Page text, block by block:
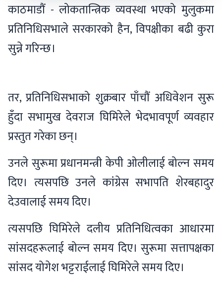
काठमाडौं - लोकतान्त्रिक व्यवस्था भएको मुलुकमा
प्रतिनिधिसभाले सरकारको हैन, विपक्षीका बढी कुरा
सुन्ने गरिन्छ।
तर, प्रतिनिधिसभाको शुक्रबार पाँचौं अधिवेशन सुरू
हुँदा सभामुख देवराज घिमिरेले भेदभावपूर्ण व्यवहार
प्रस्तुत गरेका छन्।
उनले सुरूमा प्रधानमन्त्री केपी ओलीलाई बोल्न समय
दिए। त्यसपछि उनले कांग्रेस सभापति शेरबहादुर
देउवालाई समय दिए।
त्यसपछि घिमिरेले दलीय प्रतिनिधित्वका आधारमा
सांसदहरूलाई बोल्न समय दिए। सुरूमा सत्तापक्षका
सांसद योगेश भट्टराईलाई घिमिरेले समय दिए।